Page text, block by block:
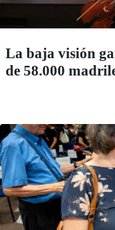
La baja visión
de 58.000